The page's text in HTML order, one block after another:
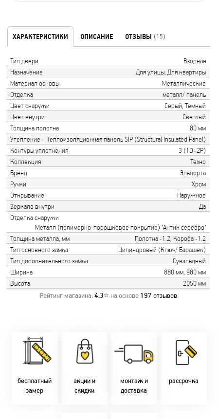
ХАРАКТЕРИСТИКИ ОПИСАНИЕ ОТЗЫВЫ (15)
Тип двери
Входная
Назначение
Для улицы, Для квартиры
Материал основы
Металлические
Отделка
металл/ панель
Цвет снаружи
Серый, Темный
Цвет внутри
Светлый
Толщина полотна
80 мм
Утепление
Теплоизоляционная панель SIP (Structural Insulated Panel)
Контуры уплотнения
3 (1D+2Р)
Коллекция
Техно
Бренд
Эльпорта
Ручки
Хром
Открывание
Наружное
Зеркало внутри
Да
Отделка снаружи
Металл (полимерно-порошковое покрытие) "Антик серебро"
Толщина металла, мм
Полотна -1.2, Короба -1.2
Тип основного замка
Цилиндровый (Ключ/ Барашек)
Тип дополнительного замка
Сувальдный
Ширина
880 мм, 980 мм
Высота
2050 мм
Рейтинг магазина:4.3⭐ на основе 197 отзывов.
бесплатный
замер
Замер бесплатно!
Оперативно!
День-в-день или
на следующий!
заказать по
10-40, (Viber)
акции и
скидки
Скидки:
-новоселам - 2%
-многодетным -
2%
наличными - 10%
монтаж и
доставка
фурнитуры.
Качественный
монтаж дверей,
окон и мебели.
Беларуси.
В удобное для Вас
рассрочка
Микс
2-36 мес
Магнит-5 мес.
Смарт - 4 мес.
FUN - 4 мес.